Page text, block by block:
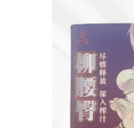
Sản